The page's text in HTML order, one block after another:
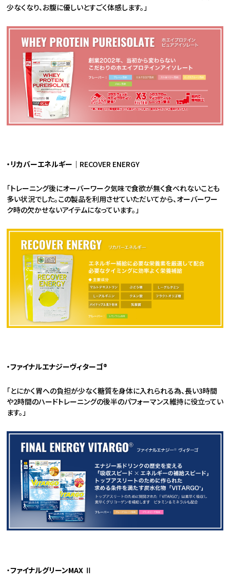
少なくなり、お腹に優しいとすごく体感します。」
・リカバーエネルギー｜ RECOVER ENERGY
「トレーニング後にオーバーワーク気味で食欲が無く食べれないことも
多い状況でした。この製品を利用させていただいてから、オーバーワー
ク時の欠かせないアイテムになっています。」
・ファイナルエナジーヴィターゴ®
「とにかく胃への負担が少なく糖質を身体に入れられる為、長い3時間
や2時間のハードトレーニングの後半のパフォーマンス維持に役立ってい
ます。」
・ファイナルグリーンMAX Ⅱ